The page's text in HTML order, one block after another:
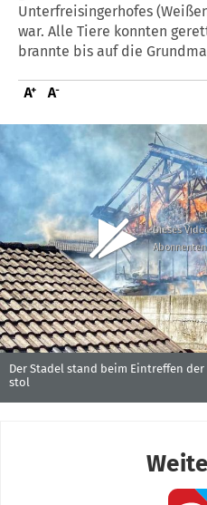
Unterfreisingerhofes
war. Alle Tiere konnten
brannte bis auf die
Dieses
Der Stadel stand beim Eintreffen
stol